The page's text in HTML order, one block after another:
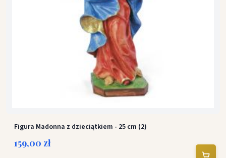
Figura Madonna z dzieciątkiem - 25 cm (2)
159,00 zł